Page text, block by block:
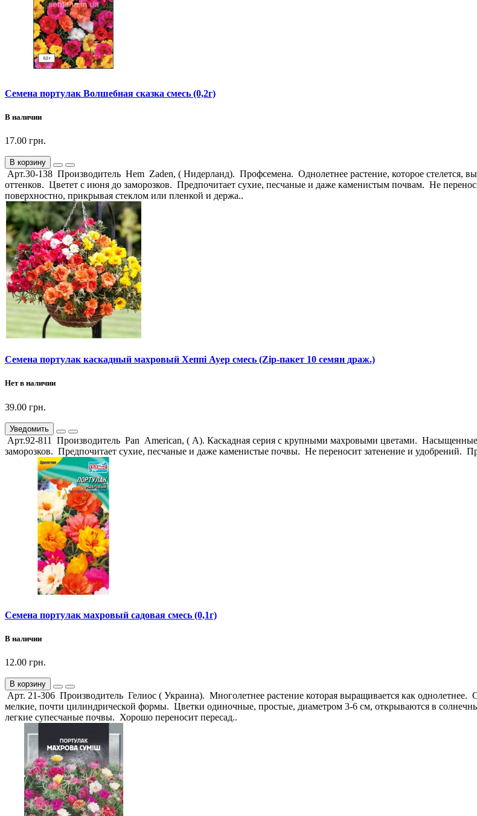
Семена портулак Волшебная сказка смесь (0,2г)
В наличии
17.00 грн.
В корзину
Арт.30-138 Производитель Hem Zaden, ( Нидерланд). Профсемена. Однолетнее растение, которое стелется,
оттенков. Цветет с июня до заморозков. Предпочитает сухие, песчаные и даже каменистым почвам. Не
поверхностно, прикрывая стеклом или пленкой и держа..
Семена портулак каскадный махровый Хеппі Ауер смесь (Zip-пакет 10 семян драж.)
Нет в наличии
39.00 грн.
Уведомить
Арт.92-811 Производитель Pan American, ( А). Каскадная серия с крупными махровыми цветами.
заморозков. Предпочитает сухие, песчаные и даже каменистые почвы. Не переносит затенение и удобрений.
Семена портулак махровый садовая смесь (0,1г)
В наличии
12.00 грн.
В корзину
Арт. 21-306 Производитель Гелиос ( Украина). Многолетнее растение которая выращивается как
мелкие, почти цилиндрической формы. Цветки одиночные, простые, диаметром 3-6 см, открываются в
легкие супесчаные почвы. Хорошо переносит пересад..